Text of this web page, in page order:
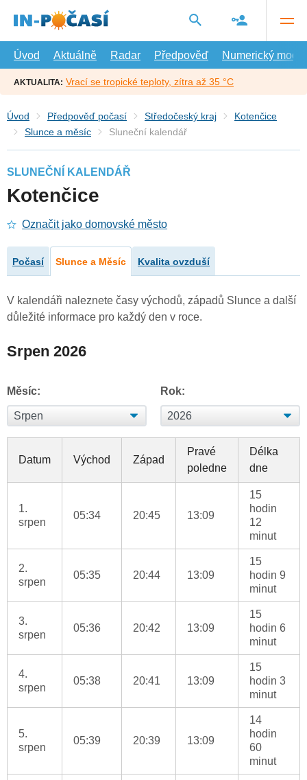
hlavní
Úvod
Aktuálně Radar Předpověď Numerický model
AKTUALITA: Vrací se tropické teploty, zítra až 35 °C
Úvod Předpověď počasí Středočeský kraj
Kotenčice
Slunce a měsíc
Sluneční kalendář
SLUNEČNÍ KALENDÁŘ
Kotenčice
Označit jako domovské město
Počasí Slunce a Měsíc Kvalita ovzduší
V kalendáři naleznete časy východů, západů Slunce a další
důležité informace pro každý den v roce.
Srpen 2026
Měsíc: Rok:
Datum Východ Západ
Pravé
poledne
Délka
dne
1.
srpen
05:34 20:45 13:09
15
hodin
12
minut
2.
srpen
05:35 20:44 13:09
15
hodin 9
minut
3.
srpen
05:36 20:42 13:09
15
hodin 6
minut
4.
srpen
05:38 20:41 13:09
15
hodin 3
minut
5.
srpen
05:39 20:39 13:09
14
hodin
60
minut